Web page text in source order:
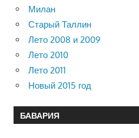
Милан
Старый Таллин
Лето 2008 и 2009
Лето 2010
Лето 2011
Новый 2015 год
БАВАРИЯ